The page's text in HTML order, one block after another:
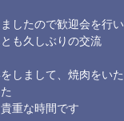
したので歓迎会を行
も久しぶりの交流
しまして、焼肉をい
重な時間です